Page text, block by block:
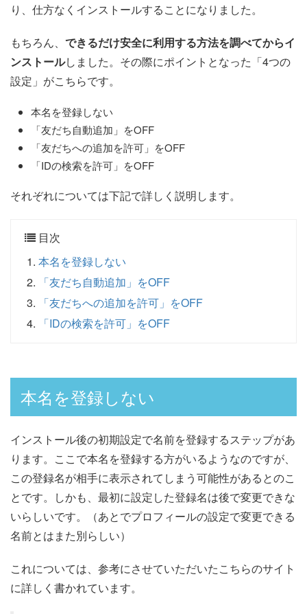
り、仕方なくインストールすることになりました。
もちろん、 できるだけ安全に利用する方法を調べてからイ
ンストールしました。その際にポイントとなった「4つの
設定」がこちらです。
本名を登録しない
「友だち自動追加」をOFF
「友だちへの追加を許可」をOFF
「IDの検索を許可」をOFF
それぞれについては下記で詳しく説明します。
目次
本名を登録しない
「友だち自動追加」をOFF
「友だちへの追加を許可」をOFF
「IDの検索を許可」をOFF
本名を登録しない
インストール後の初期設定で名前を登録するステップがあ
ります。ここで本名を登録する方がいるようなのですが、
この登録名が相手に表示されてしまう可能性があるとのこ
とです。しかも、最初に設定した登録名は後で変更できな
いらしいです。（あとでプロフィールの設定で変更できる
名前とはまた別らしい）
これについては、参考にさせていただいたこちらのサイト
に詳しく書かれています。